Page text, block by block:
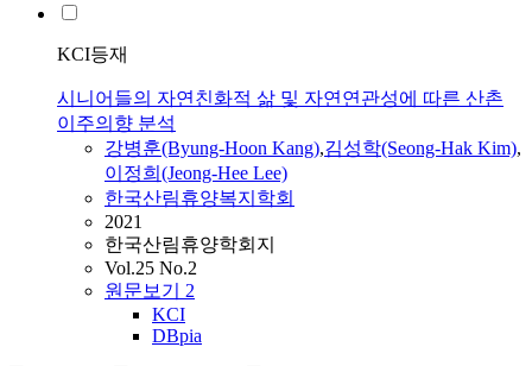
KCI등재
시니어들의 자연친화적 삶 및 자연연관성에 따른 산촌
이주의향 분석
강병훈(Byung-Hoon Kang),김성학(Seong-Hak Kim),
이정희(Jeong-Hee Lee)
한국산림휴양복지학회
2021
한국산림휴양학회지
Vol.25 No.2
원문보기 2
KCI
DBpia